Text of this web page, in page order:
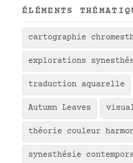
ÉLÉMENTS
cartographie
explorations
traduction aquarelle
Autumn Leaves
théorie couleur
synesthésie